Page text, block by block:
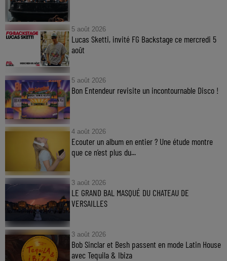
5 août 2026
Lucas Sketti, invité FG Backstage ce mercredi 5
août
5 août 2026
Bon Entendeur revisite un incontournable Disco !
4 août 2026
Ecouter un album en entier ? Une étude montre
que ce n’est plus du...
3 août 2026
LE GRAND BAL MASQUÉ DU CHATEAU DE
VERSAILLES
3 août 2026
Bob Sinclar et Besh passent en mode Latin House
avec Tequila & Ibiza